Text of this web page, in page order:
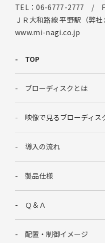
TEL：06-6777-2777 /
ＪＲ大和路線 平野駅（弊社
www.mi-nagi.co.jp
TOP
ブローディスクとは
映像で見るブローディス
導入の流れ
製品仕様
Ｑ＆Ａ
配置・制御イメージ